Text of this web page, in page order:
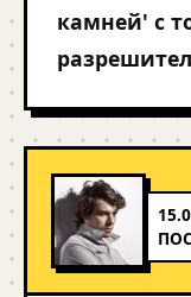
камней' с